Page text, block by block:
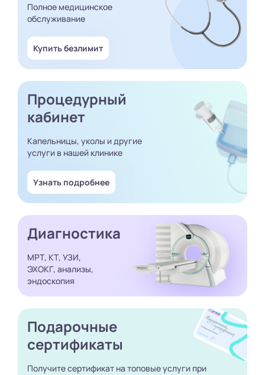
Полное медицинское
обслуживание
Купить безлимит
Процедурный
кабинет
Капельницы, уколы и другие
услуги в нашей клинике
Узнать подробнее
Диагностика
МРТ, КТ, УЗИ,
ЭХОКГ, анализы,
эндоскопия
Подарочные
сертификаты
Получите сертификат на топовые услуги при